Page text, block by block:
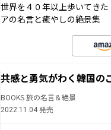
世界を４０年以上歩いてき
アの名言と癒やしの絶景集
共感と勇気がわく韓国の
BOOKS 旅の名言＆絶景
2022.11.04 発売